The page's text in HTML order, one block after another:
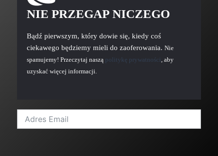
NIE PRZEGAP NICZEGO
Bądź pierwszym, który dowie się, kiedy coś
ciekawego będziemy mieli do zaoferowania. Nie
spamujemy! Przeczytaj naszą politykę prywatności, aby
uzyskać więcej informacji.